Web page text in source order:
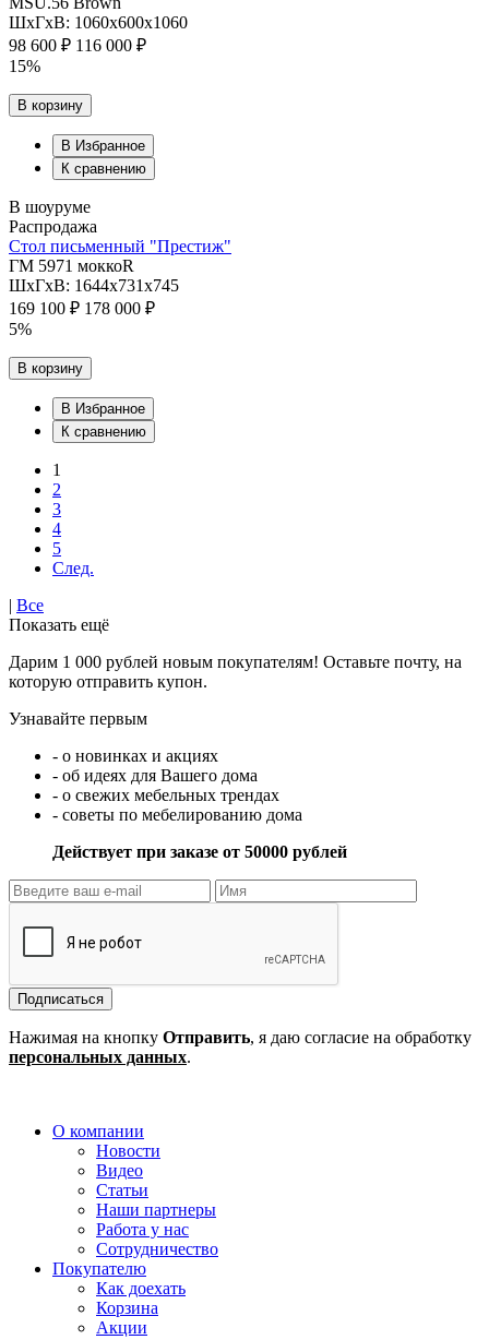
ШхГхВ: 1060х600х1060
98 600 ₽ 116 000 ₽
15%
В корзину
В Избранное
К сравнению
В шоуруме
Распродажа
Стол письменный "Престиж"
ГМ 5971 моккоR
ШхГхВ: 1644х731х745
169 100 ₽ 178 000 ₽
5%
В корзину
В Избранное
К сравнению
1
2
3
4
5
След.
| Все
Показать ещё
Дарим 1 000 рублей новым покупателям! Оставьте почту, на
которую отправить купон.
Узнавайте первым
- о новинках и акциях
- об идеях для Вашего дома
- о свежих мебельных трендах
- советы по мебелированию дома
Действует при заказе от 50000 рублей
Подписаться
Нажимая на кнопку Отправить, я даю согласие на обработку
персональных данных.
О компании
Новости
Видео
Статьи
Наши партнеры
Работа у нас
Сотрудничество
Покупателю
Как доехать
Корзина
Акции